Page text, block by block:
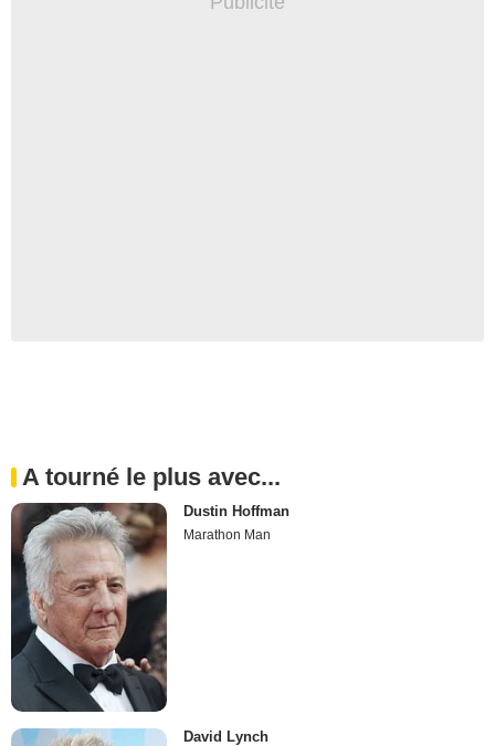
A tourné le plus avec...
Dustin Hoffman
Marathon Man
David Lynch